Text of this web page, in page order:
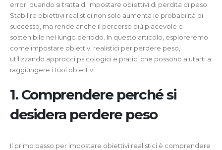
errori quando si tratta di impostare obiettivi di perdita di peso.
Stabilire obiettivi realistici non solo aumenta le probabilità di
successo, ma rende anche il percorso più piacevole e
sostenibile nel lungo periodo. In questo articolo, esploreremo
come impostare obiettivi realistici per perdere peso,
utilizzando approcci psicologici e pratici che possono aiutarti a
raggiungere i tuoi obiettivi.
1. Comprendere perché si
desidera perdere peso
Il primo passo per impostare obiettivi realistici è comprendere